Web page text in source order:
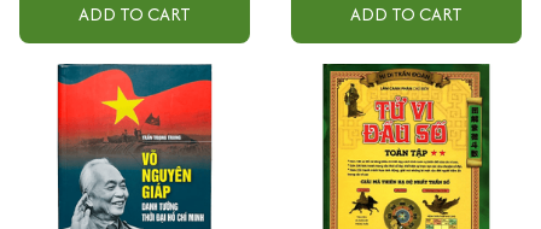
ADD TO CART ADD TO CART